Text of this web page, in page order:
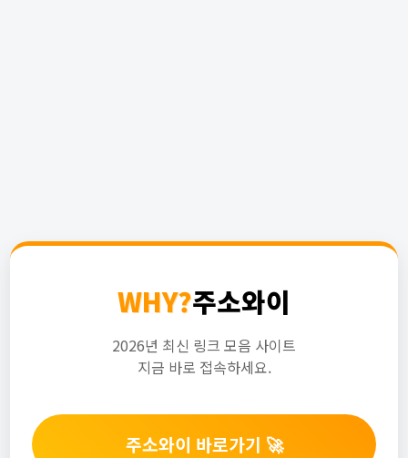
WHY?주소와이
2026년 최신 링크 모음 사이트
지금 바로 접속하세요.
주소와이 바로가기 🚀